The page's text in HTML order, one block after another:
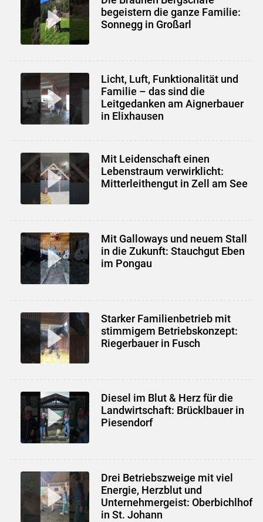
Skip to main content
begeistern die ganze Familie:
Sonnegg in Großarl
Licht, Luft, Funktionalität und
Familie – das sind die
Leitgedanken am Aignerbauer
in Elixhausen
Mit Leidenschaft einen
Lebenstraum verwirklicht:
Mitterleithengut in Zell am See
Mit Galloways und neuem Stall
in die Zukunft: Stauchgut Eben
im Pongau
Starker Familienbetrieb mit
stimmigem Betriebskonzept:
Riegerbauer in Fusch
Diesel im Blut & Herz für die
Landwirtschaft: Brücklbauer in
Piesendorf
Drei Betriebszweige mit viel
Energie, Herzblut und
Unternehmergeist: Oberbichlhof
in St. Johann